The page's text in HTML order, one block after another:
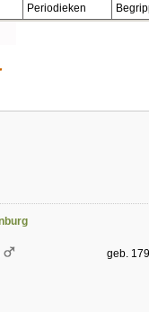
Periodieken
geb.